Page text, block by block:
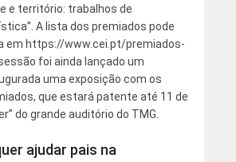
e território: trabalhos de
A lista dos premiados pode
em https://www.cei.pt/premiados-
foi ainda lançado um
uma exposição com os
que estará patente até 11 de
do grande auditório do TMG.
ajudar pais na